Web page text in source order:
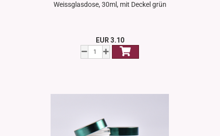
Weissglasdose, 30ml, mit Deckel grün
EUR 3.10